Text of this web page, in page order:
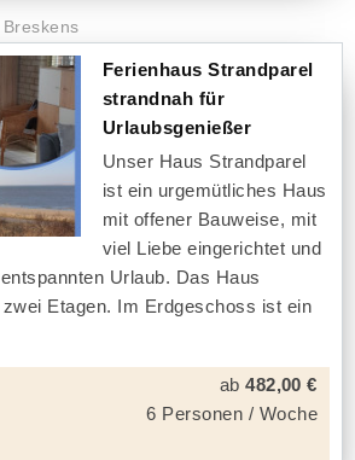
Breskens
Ferienhaus Strandparel
strandnah für
Urlaubsgenießer
Unser Haus Strandparel
ist ein urgemütliches Haus
mit offener Bauweise, mit
viel Liebe eingerichtet und
Urlaub. Das Haus
Etagen. Im Erdgeschoss ist ein
ab482,00 €
6 Personen / Woche